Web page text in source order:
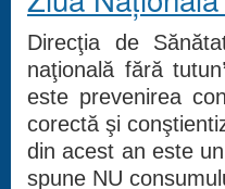
Direcţia de
naţională fără tutun
este prevenirea
corectă şi
din acest an este
spune NU